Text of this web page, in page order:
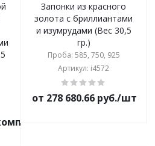
Запонки из красного
золота с бриллиантами
и изумрудами (Вес 30,5
гр.)
Проба: 585, 750, 925
Артикул: i4572
от 278 680.66 руб./шт